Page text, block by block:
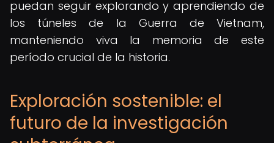
puedan seguir explorando y aprendiendo de
los túneles de la Guerra de Vietnam,
manteniendo viva la memoria de este
período crucial de la historia.
Exploración sostenible: el
futuro de la investigación